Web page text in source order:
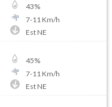
43%
7-11 Km/h
Est NE
45%
7-11 Km/h
Est NE